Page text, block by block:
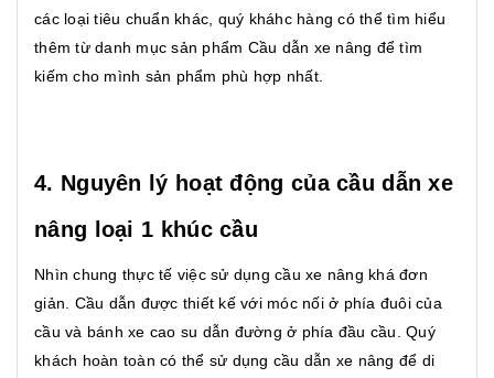
các loại tiêu chuẩn khác, quý kháhc hàng có thể tìm hiểu
thêm từ danh mục sản phẩm Cầu dẫn xe nâng để tìm
kiếm cho mình sản phẩm phù hợp nhất.
4. Nguyên lý hoạt động của cầu dẫn xe
nâng loại 1 khúc cầu
Nhìn chung thực tế việc sử dụng cầu xe nâng khá đơn
giản. Cầu dẫn được thiết kế với móc nối ở phía đuôi của
cầu và bánh xe cao su dẫn đường ở phía đầu cầu. Quý
khách hoàn toàn có thể sử dụng cầu dẫn xe nâng để di